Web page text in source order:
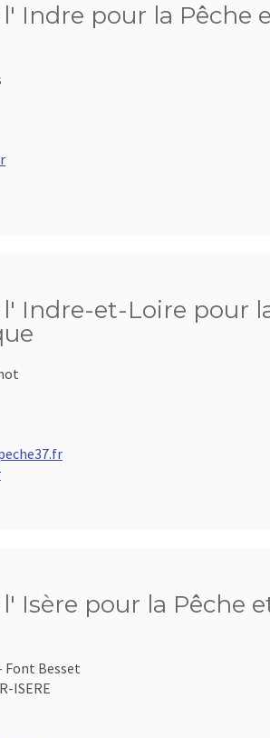
Indre pour la Pêche
Indre-et-Loire pour
Isère pour la Pêche
Font Besset
ISERE